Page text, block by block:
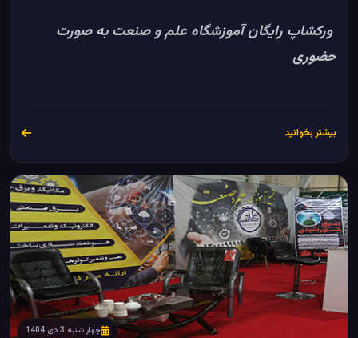
ورکشاپ رایگان آموزشگاه علم و صنعت به صورت
حضوری
بیشتر بخوانید
چهار شنبه 3 دی 1404